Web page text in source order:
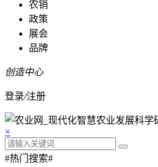
农销
政策
展会
品牌
创造中心
登录/注册
×
#热门搜索#